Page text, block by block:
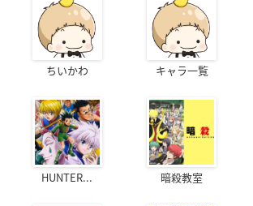
ちいかわ キャラ一覧
HUNTER... 暗殺教室